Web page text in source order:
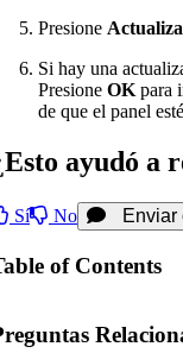
Presione
Si hay una
Presione OK para
de que el panel
ayudó a
Sí No Enviar
of Contents